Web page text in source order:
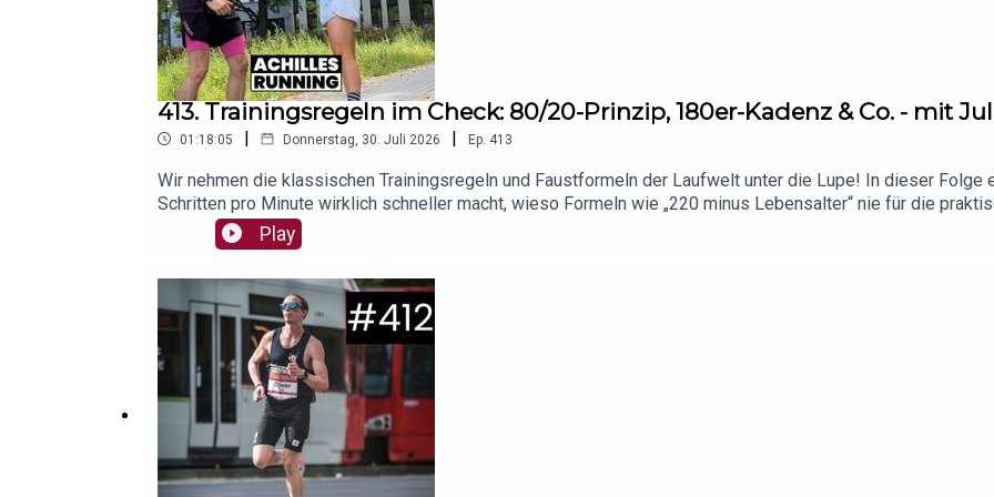
Hier findet ihr unsere aktuellen Werbepartner & Rabatt-Aktionen!
413. Trainingsregeln im Check: 80/20-Prinzip, 180er-Kadenz & Co. - mit
01:18:05 | Donnerstag, 30. Juli 2026 | Ep. 413
Wir nehmen die klassischen Trainingsregeln und Faustformeln der Laufwelt unter die Lupe! In dieser Folge
Schritten pro Minute wirklich schneller macht, wieso Formeln wie „220 minus Lebensalter“ nie für die
weshalb pauschale Herzfrequenz-Empfehlungen oft den echten metabolischen Zone-2-Bereich verfehlen.
die populärsten Regeln rund um Trainingsverteilung, Verpflegung, Steigerung und vieles mehr!(00:01:45) -
220-Lebensalter?(00:39:29) - "Langsam laufen macht schnell" - stimmt das?(00:44:28) - Müssen Intervalle
nehmen - was ist dran?(01:06:25) - Die 10%-Faustformel bei der UmfangsteigerungFoto: ACHILLES
CenturyHier findet ihr unsere aktuellen Gewinnspiele & Rabatt-Aktionen!
Play